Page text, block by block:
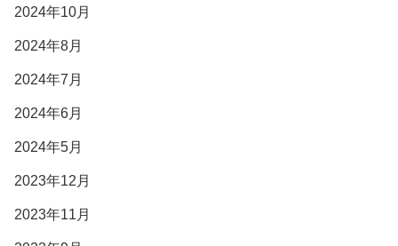
2024年10月
2024年8月
2024年7月
2024年6月
2024年5月
2023年12月
2023年11月